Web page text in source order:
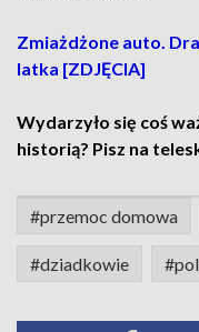
Zmiażdżone auto.
latka [ZDJĘCIA]
Wydarzyło się coś
historią? Pisz na
#przemoc domowa
#dziadkowie